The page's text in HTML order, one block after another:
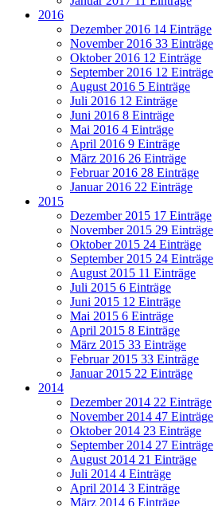
2016
Dezember 2016 14 Einträge
November 2016 33 Einträge
Oktober 2016 12 Einträge
September 2016 12 Einträge
August 2016 5 Einträge
Juli 2016 12 Einträge
Juni 2016 8 Einträge
Mai 2016 4 Einträge
April 2016 9 Einträge
März 2016 26 Einträge
Februar 2016 28 Einträge
Januar 2016 22 Einträge
2015
Dezember 2015 17 Einträge
November 2015 29 Einträge
Oktober 2015 24 Einträge
September 2015 24 Einträge
August 2015 11 Einträge
Juli 2015 6 Einträge
Juni 2015 12 Einträge
Mai 2015 6 Einträge
April 2015 8 Einträge
März 2015 33 Einträge
Februar 2015 33 Einträge
Januar 2015 22 Einträge
2014
Dezember 2014 22 Einträge
November 2014 47 Einträge
Oktober 2014 23 Einträge
September 2014 27 Einträge
August 2014 21 Einträge
Juli 2014 4 Einträge
April 2014 3 Einträge
März 2014 6 Einträge